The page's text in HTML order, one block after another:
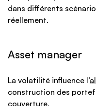
dans différents
réellement.
Asset manager
La volatilité influence l’
construction des
couverture.